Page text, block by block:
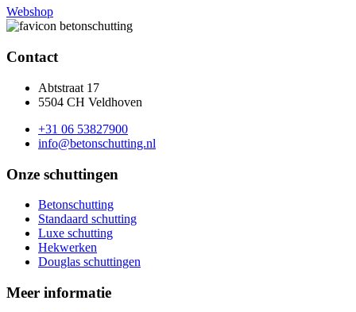
Webshop
Contact
Abtstraat 17
5504 CH Veldhoven
+31 06 53827900
info@betonschutting.nl
Onze schuttingen
Betonschutting
Standaard schutting
Luxe schutting
Hekwerken
Douglas schuttingen
Meer informatie